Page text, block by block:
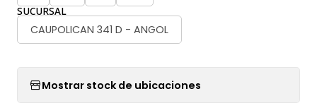
SUCURSAL
CAUPOLICAN 341 D - ANGOL
Mostrar stock de ubicaciones